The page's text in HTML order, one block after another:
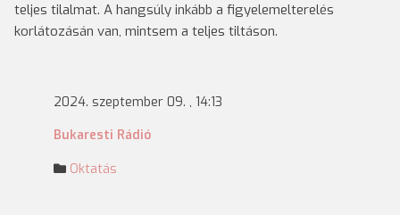
teljes tilalmat. A hangsúly inkább a figyelemelterelés
korlátozásán van, mintsem a teljes tiltáson.
2024. szeptember 09. , 14:13
Bukaresti Rádió
Oktatás